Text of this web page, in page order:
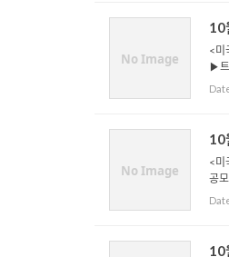
No Image
10
<미
▶트
No Image
10
<미
공
10